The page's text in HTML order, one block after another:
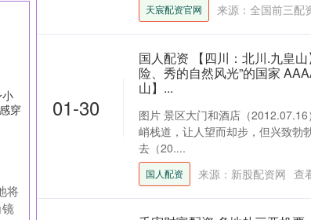
天宸配资官网 来源：全国前三配
01-30
国人配资 【四川：北川.九皇山
险、秀的自然风光”的国家
山】...
图片 景区大门和酒店（
峭栈道，让人望而却步，但兴致勃
去（20....
国人配资 来源：新股配资网 查
穿
将